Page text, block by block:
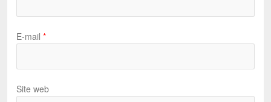
E-mail *
Site web